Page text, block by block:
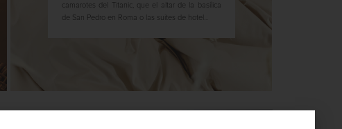
camarotes del Titanic, que el altar de la basílica
de San Pedro en Roma o las suites de hotel...